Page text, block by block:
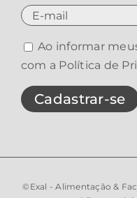
Ao informar
com a Política de
©Exal - Alimentação &